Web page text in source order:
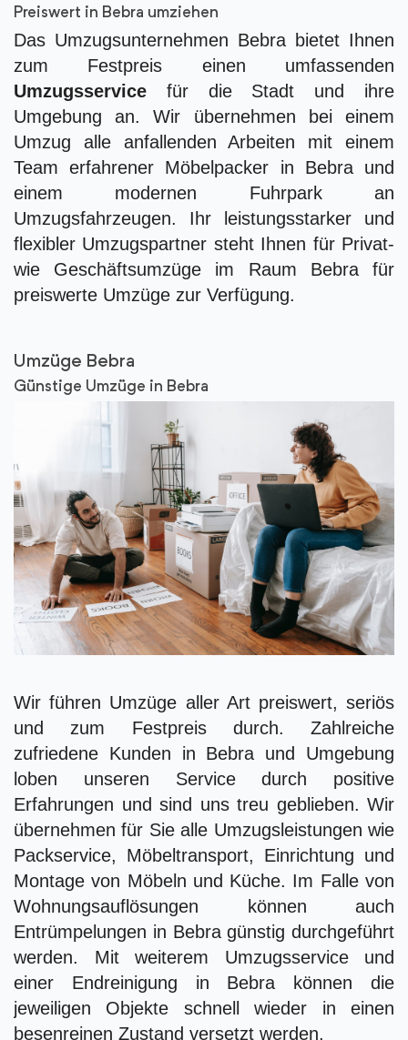
Preiswert in Bebra umziehen
Das Umzugsunternehmen Bebra bietet Ihnen
zum Festpreis einen umfassenden
Umzugsservice für die Stadt und ihre
Umgebung an. Wir übernehmen bei einem
Umzug alle anfallenden Arbeiten mit einem
Team erfahrener Möbelpacker in Bebra und
einem modernen Fuhrpark an
Umzugsfahrzeugen. Ihr leistungsstarker und
flexibler Umzugspartner steht Ihnen für Privat-
wie Geschäftsumzüge im Raum Bebra für
preiswerte Umzüge zur Verfügung.
Umzüge Bebra
Günstige Umzüge in Bebra
Wir führen Umzüge aller Art preiswert, seriös
und zum Festpreis durch. Zahlreiche
zufriedene Kunden in Bebra und Umgebung
loben unseren Service durch positive
Erfahrungen und sind uns treu geblieben. Wir
übernehmen für Sie alle Umzugsleistungen wie
Packservice, Möbeltransport, Einrichtung und
Montage von Möbeln und Küche. Im Falle von
Wohnungsauflösungen können auch
Entrümpelungen in Bebra günstig durchgeführt
werden. Mit weiterem Umzugsservice und
einer Endreinigung in Bebra können die
jeweiligen Objekte schnell wieder in einen
besenreinen Zustand versetzt werden.